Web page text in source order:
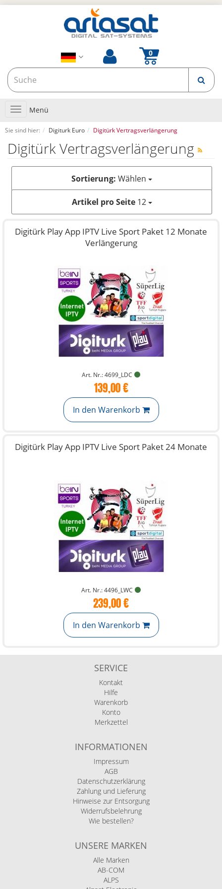
Toggle
navigation
Menü
Sie sind hier: Digiturk Euro Digitürk Vertragsverlängerung
Digitürk Vertragsverlängerung
Sortierung: Wählen
Artikel pro Seite12
Digitürk Play App IPTV Live Sport Paket 12 Monate
Verlängerung
Art. Nr.: 4699_LDC
139,00 €
In den Warenkorb
Digitürk Play App IPTV Live Sport Paket 24 Monate
Art. Nr.: 4496_LWC
239,00 €
In den Warenkorb
SERVICE
Kontakt
Hilfe
Warenkorb
Konto
Merkzettel
INFORMATIONEN
Impressum
AGB
Datenschutzerklärung
Zahlung und Lieferung
Hinweise zur Entsorgung
Widerrufsbelehrung
Wie bestellen?
UNSERE MARKEN
Alle Marken
AB-COM
ALPS